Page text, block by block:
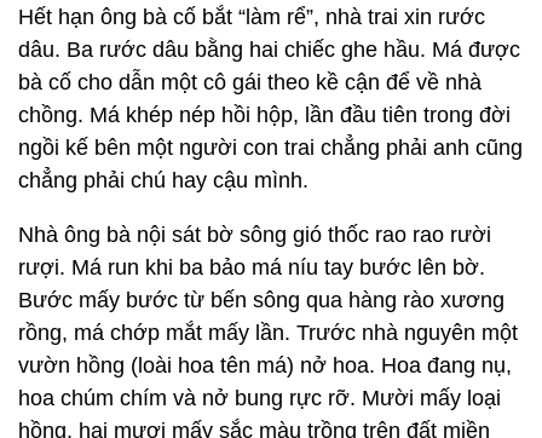
Hết hạn ông bà cố bắt “làm rể”, nhà trai xin rước
dâu. Ba rước dâu bằng hai chiếc ghe hầu. Má được
bà cố cho dẫn một cô gái theo kề cận để về nhà
chồng. Má khép nép hồi hộp, lần đầu tiên trong đời
ngồi kế bên một người con trai chẳng phải anh cũng
chẳng phải chú hay cậu mình.
Nhà ông bà nội sát bờ sông gió thốc rao rao rười
rượi. Má run khi ba bảo má níu tay bước lên bờ.
Bước mấy bước từ bến sông qua hàng rào xương
rồng, má chớp mắt mấy lần. Trước nhà nguyên một
vườn hồng (loài hoa tên má) nở hoa. Hoa đang nụ,
hoa chúm chím và nở bung rực rỡ. Mười mấy loại
hồng, hai mươi mấy sắc màu trồng trên đất miền